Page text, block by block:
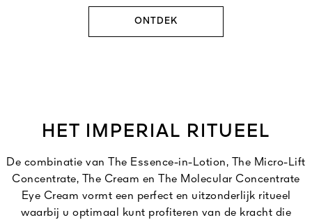
ONTDEK
HET IMPERIAL RITUEEL
De combinatie van The Essence-in-Lotion, The Micro-Lift
Concentrate, The Cream en The Molecular Concentrate
Eye Cream vormt een perfect en uitzonderlijk ritueel
waarbij u optimaal kunt profiteren van de kracht die